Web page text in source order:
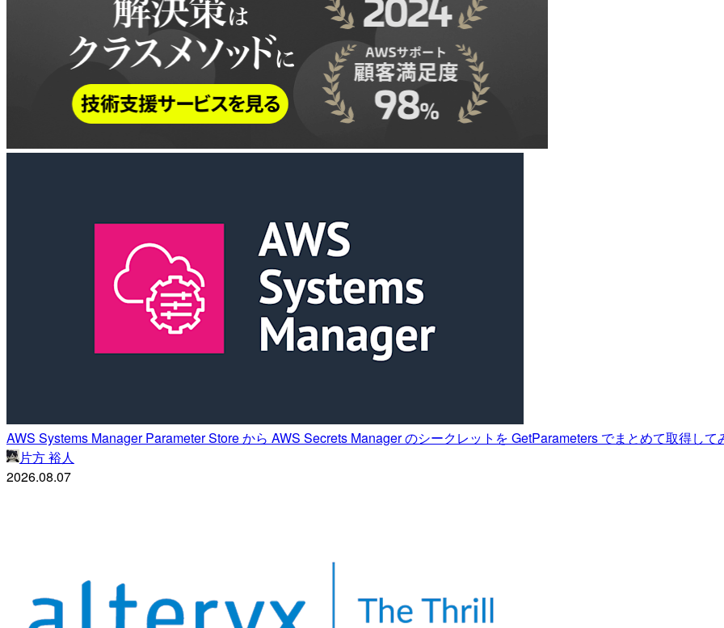
AWS Systems Manager Parameter Store から AWS Secrets Manager のシークレットを GetParameters でまとめて取得して
片方 裕人
2026.08.07